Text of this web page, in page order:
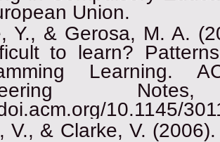
Union.
Y., & Gerosa, M. A.
to learn?
Learning.
10.1145/
V., & Clarke, V.